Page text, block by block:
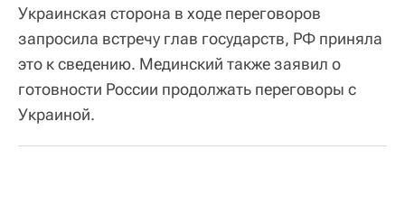
Украинская сторона в ходе переговоров
запросила встречу глав государств, РФ приняла
это к сведению. Мединский также заявил о
готовности России продолжать переговоры с
Украиной.